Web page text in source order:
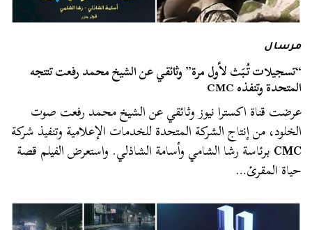
مرسال
“تسجيلات تُبَث لأول مرة” وثائقي عن الشيخ محمد رفعت تنتجه
المتحدة وتنفذه CMC
عرضت قناة اكسترا نيوز وثائقي عن الشيخ محمد رفعت صوت
الخلود، من إنتاج الشركة المتحدة للخدمات الإعلامية وتنفيذ شركة
CMCبرئاسة رشا الشامي وأسامة الشاذلي. واستعرض الفيلم قصة
حياة المقرئ…